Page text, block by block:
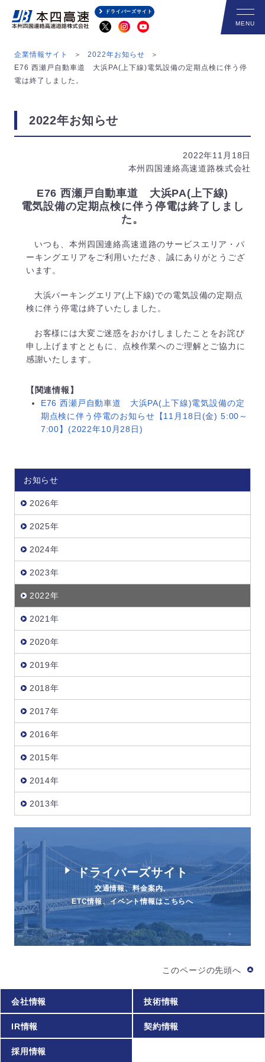
ドライバーズサイト
企業情報サイト
2022年お知らせ
E76 西瀬戸自動車道 大浜PA(上下線)電気設備の定期点検に伴う停
電は終了しました。
2022年お知らせ
2022年11月18日
本州四国連絡高速道路株式会社
E76 西瀬戸自動車道 大浜PA(上下線)
電気設備の定期点検に伴う停電は終了しまし
た。
いつも、本州四国連絡高速道路のサービスエリア・パ
ーキングエリアをご利用いただき、誠にありがとうござ
います。
大浜パーキングエリア(上下線)での電気設備の定期点
検に伴う停電は終了いたしました。
お客様には大変ご迷惑をおかけしましたことをお詫び
申し上げますとともに、点検作業へのご理解とご協力に
感謝いたします。
【関連情報】
E76 西瀬戸自動車道 大浜PA(上下線)電気設備の定
期点検に伴う停電のお知らせ【11月18日(金) 5:00～
7:00】(2022年10月28日)
お知らせ
2026年
2025年
2024年
2023年
2022年
2021年
2020年
2019年
2018年
2017年
2016年
2015年
2014年
2013年
ドライバーズサイト
交通情報、料金案内、
ETC情報、イベント情報はこちらへ
このページの先頭へ
会社情報 技術情報
IR情報 契約情報
採用情報